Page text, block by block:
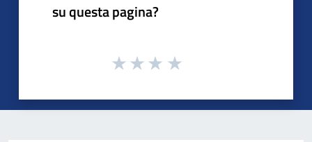
su questa pagina?